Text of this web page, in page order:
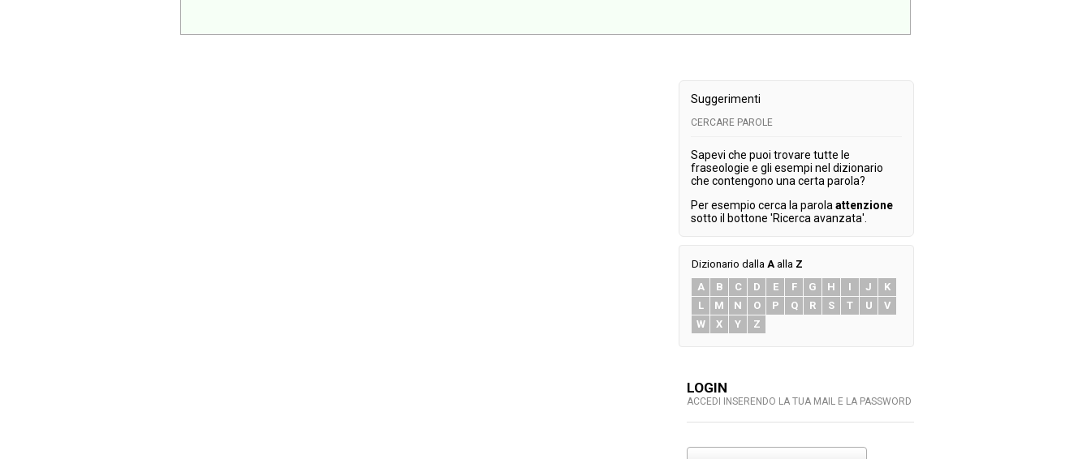
Suggerimenti
CERCARE PAROLE
Sapevi che puoi trovare tutte le
fraseologie e gli esempi nel dizionario
che contengono una certa parola?
Per esempio cerca la parola attenzione
sotto il bottone 'Ricerca avanzata'.
Dizionario dalla A alla Z
A
B C D E F G H I J
K
L
M N O P Q R S T U
V
W
X Y Z
LOGIN
ACCEDI INSERENDO LA TUA MAIL E LA PASSWORD